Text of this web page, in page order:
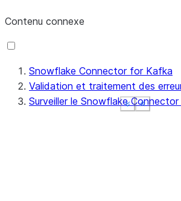
Show less
See more
Show less
See more
Show less
See more
Contenu connexe
Snowflake Connector for Kafka
Validation et traitement des
Surveiller le Snowflake